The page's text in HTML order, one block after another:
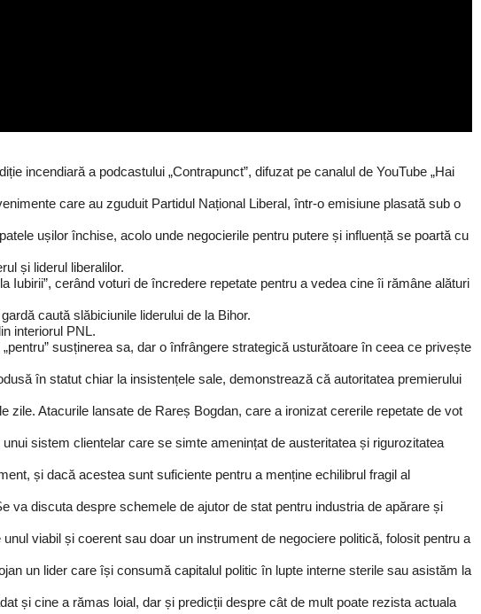
incendiară a podcastului „Contrapunct”, difuzat pe canalul de YouTube „Hai
care au zguduit Partidul Național Liberal, într-o emisiune plasată sub o
ușilor închise, acolo unde negocierile pentru putere și influență se poartă cu
și liderul liberalilor.
Iubirii”, cerând voturi de încredere repetate pentru a vedea cine îi rămâne alături
caută slăbiciunile liderului de la Bihor.
interiorul PNL.
susținerea sa, dar o înfrângere strategică usturătoare în ceea ce privește
în statut chiar la insistențele sale, demonstrează că autoritatea premierului
Atacurile lansate de Rareș Bogdan, care a ironizat cererile repetate de vot
sistem clientelar care se simte amenințat de austeritatea și rigurozitatea
și dacă acestea sunt suficiente pentru a menține echilibrul fragil al
discuta despre schemele de ajutor de stat pentru industria de apărare și
viabil și coerent sau doar un instrument de negociere politică, folosit pentru a
un lider care își consumă capitalul politic în lupte interne sterile sau asistăm la
și cine a rămas loial, dar și predicții despre cât de mult poate rezista actuala